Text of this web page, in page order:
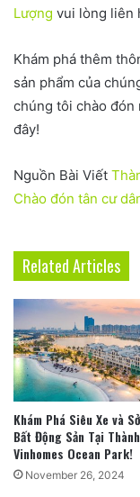
Lượng vui lòng liên
Khám phá thêm
sản phẩm của
chúng tôi chào đón
đây!
Nguồn Bài Viết
Chào đón tân cư
Related Articles
Khám Phá Siêu Xe và
Bất Động Sản Tại
Vinhomes Ocean Park!
November 26, 2024